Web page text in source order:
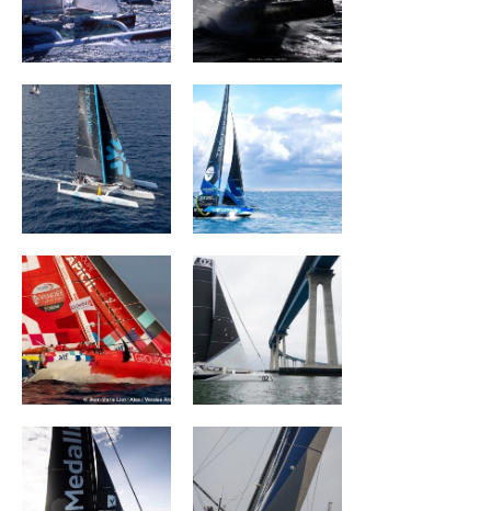
SNOWFLAKE
TEAMWORK Team
Snef
Groupe APICIL ORION RACING
MEDALLIA
Monnoyeur - Duo
for a job